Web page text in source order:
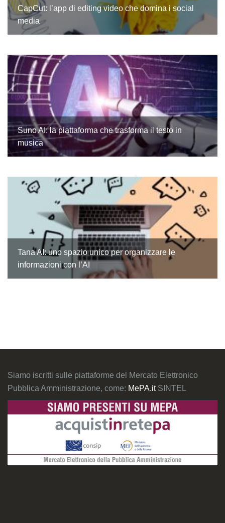
CapCut: l’app di editing video che domina i social
media
Suno AI: la piattaforma che trasforma il testo in
musica
Tana AI: uno spazio unico per organizzare le
informazioni con l’AI
Siamo iscritti sulle piattaforme del Mercato Elettronico
Pubblica Amministrazione, come: MePA.it SINTEL